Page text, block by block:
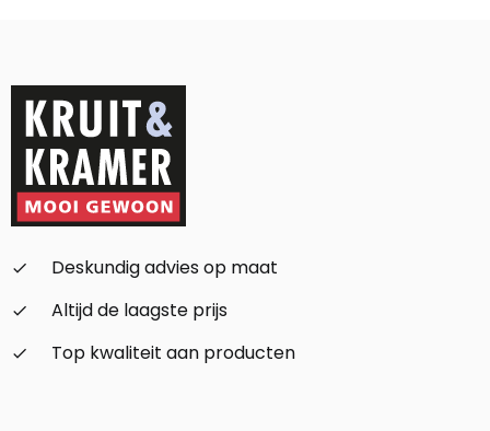
check_small
Deskundig advies op maat
check_small
Altijd de laagste prijs
check_small
Top kwaliteit aan producten